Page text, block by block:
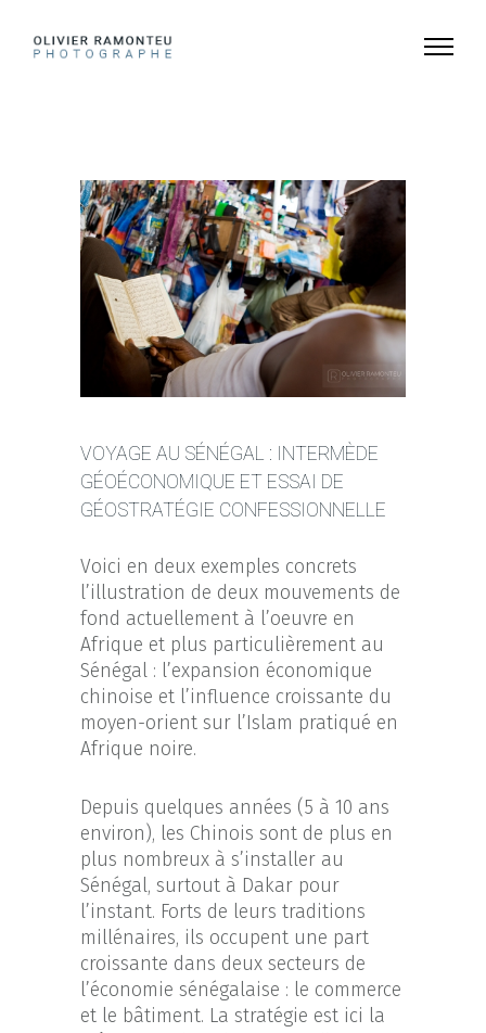
VOYAGE AU SÉNÉGAL : INTERMÈDE
GÉOÉCONOMIQUE ET ESSAI DE
GÉOSTRATÉGIE CONFESSIONNELLE
Voici en deux exemples concrets
l’illustration de deux mouvements de
fond actuellement à l’oeuvre en
Afrique et plus particulièrement au
Sénégal : l’expansion économique
chinoise et l’influence croissante du
moyen-orient sur l’Islam pratiqué en
Afrique noire.
Depuis quelques années (5 à 10 ans
environ), les Chinois sont de plus en
plus nombreux à s’installer au
Sénégal, surtout à Dakar pour
l’instant. Forts de leurs traditions
millénaires, ils occupent une part
croissante dans deux secteurs de
l’économie sénégalaise : le commerce
et le bâtiment. La stratégie est ici la